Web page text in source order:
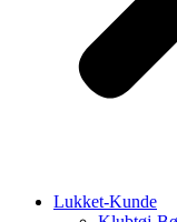
Lukket-Kunde